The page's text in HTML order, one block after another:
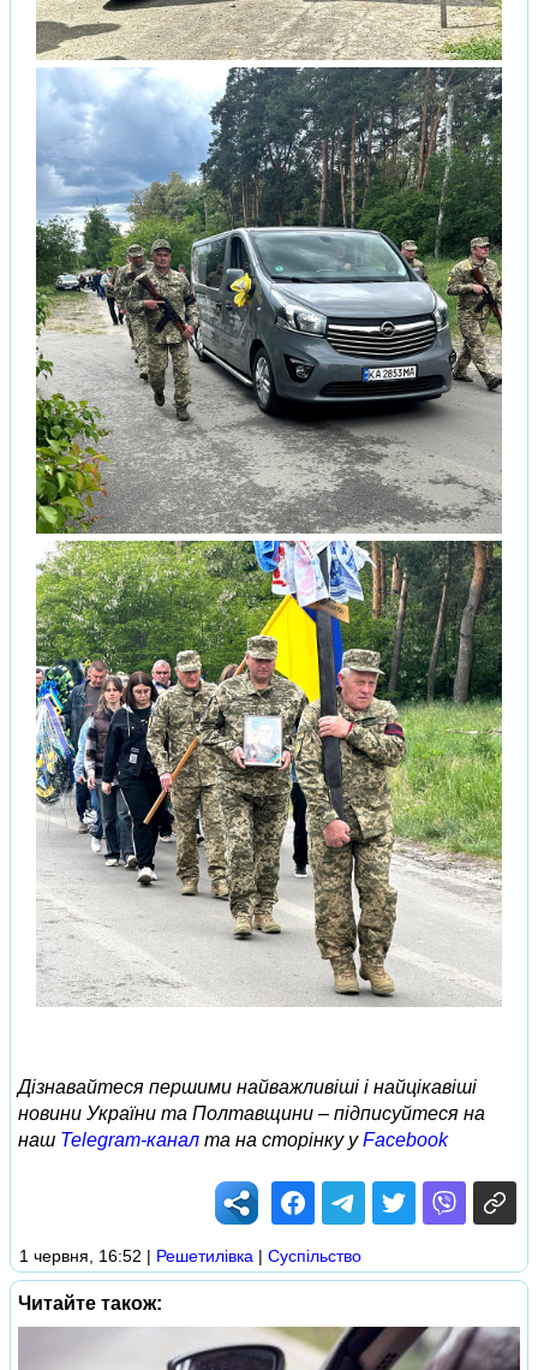
Дізнавайтеся першими найважливіші і найцікавіші
новини України та Полтавщини – підписуйтеся на
наш Telegram-канал та на сторінку уFacebook
1 червня, 16:52 | Решетилівка | Суспільство
Читайте також: